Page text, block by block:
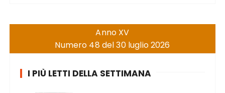
Anno XV
Numero 48 del 30 luglio 2026
I PIÙ LETTI DELLA SETTIMANA